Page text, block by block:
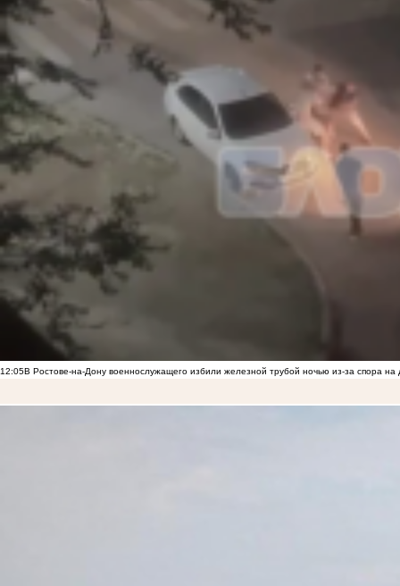
12:05В Ростове-на-Дону военнослужащего избили железной трубой ночью из-за спора на